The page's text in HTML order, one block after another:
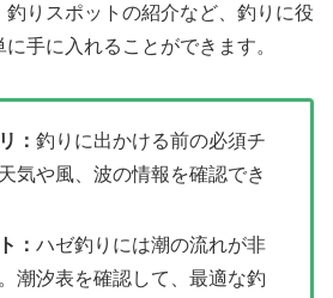
りスポットの紹介など、釣りに役
手に入れることができます。
：釣りに出かける前の必須チ
気や風、波の情報を確認でき
：ハゼ釣りには潮の流れが非
潮汐表を確認して、最適な釣